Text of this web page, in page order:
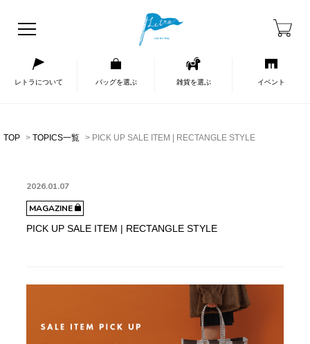
レトラについて バッグを選ぶ 雑貨を選ぶ イベント
TOP TOPICS一覧 PICK UP SALE ITEM | RECTANGLE STYLE
2026.01.07
MAGAZINE
PICK UP SALE ITEM | RECTANGLE STYLE